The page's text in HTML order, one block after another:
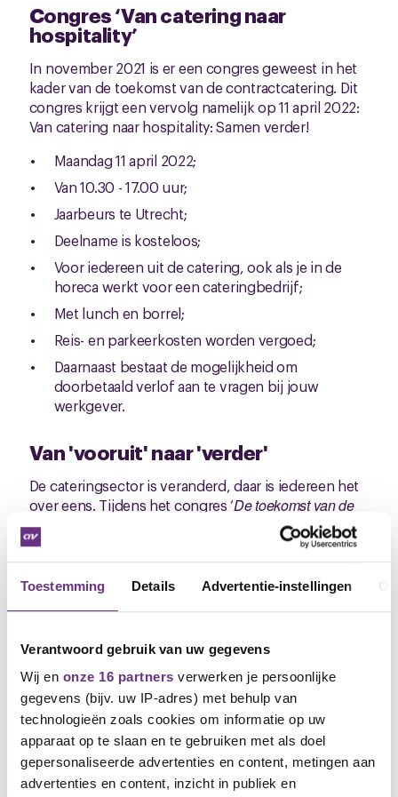
Toestemming Details Advertentie-instellingen
Verantwoord gebruik van uw gegevens
Wij en onze 16 partners verwerken je persoonlijke
gegevens (bijv. uw IP-adres) met behulp van
technologieën zoals cookies om informatie op uw
apparaat op te slaan en te gebruiken met als doel
gepersonaliseerde advertenties en content, metingen aan
advertenties en content, inzicht in publiek en
Congres ‘Van catering naar
hospitality’
In november 2021 is er een congres geweest in het
kader van de toekomst van de contractcatering. Dit
congres krijgt een vervolg namelijk op 11 april 2022:
Van catering naar hospitality: Samen verder!
Maandag 11 april 2022;
Van 10.30 - 17.00 uur;
Jaarbeurs te Utrecht;
Deelname is kosteloos;
Voor iedereen uit de catering, ook als je in de
horeca werkt voor een cateringbedrijf;
Met lunch en borrel;
Reis- en parkeerkosten worden vergoed;
Daarnaast bestaat de mogelijkheid om
doorbetaald verlof aan te vragen bij jouw
werkgever.
Van 'vooruit' naar 'verder'
De cateringsector is veranderd, daar is iedereen het
over eens. Tijdens het congres ‘De toekomst van de
catering: Samen vooruit!
op dinsdag 9 november 2021
zijn opdrachtgevers, werknemers en werkgevers de
dialoog aangegaan over de toekomst van de sector.
Na de eerste stappen ‘vooruit’ willen we nu samen
catering naar hospitality: samen verder’.
Catering is veranderd
De belangrijkste thema’s die tijdens het vorige
congres naar voren kwamen:
Begrip en vertrouwen tussen werknemers en